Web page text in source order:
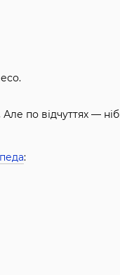
Але по відчуттях —
: